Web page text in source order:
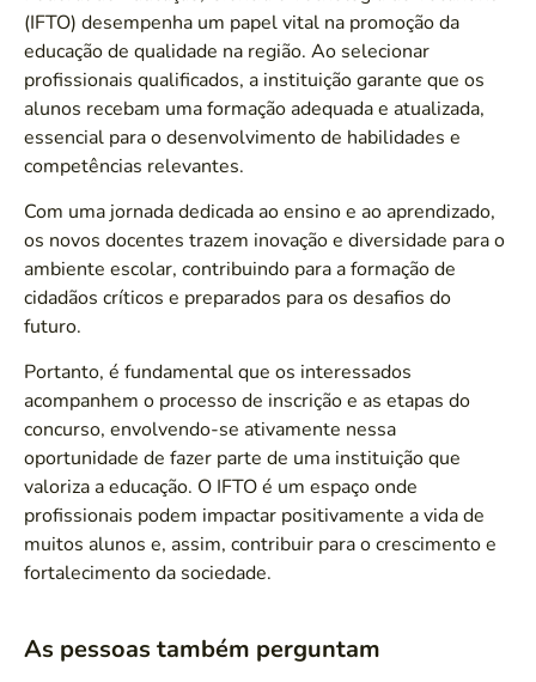
(IFTO) desempenha um papel vital na promoção da
educação de qualidade na região. Ao selecionar
profissionais qualificados, a instituição garante que os
alunos recebam uma formação adequada e atualizada,
essencial para o desenvolvimento de habilidades e
competências relevantes.
Com uma jornada dedicada ao ensino e ao aprendizado,
os novos docentes trazem inovação e diversidade para o
ambiente escolar, contribuindo para a formação de
cidadãos críticos e preparados para os desafios do
futuro.
Portanto, é fundamental que os interessados
acompanhem o processo de inscrição e as etapas do
concurso, envolvendo-se ativamente nessa
oportunidade de fazer parte de uma instituição que
valoriza a educação. O IFTO é um espaço onde
profissionais podem impactar positivamente a vida de
muitos alunos e, assim, contribuir para o crescimento e
fortalecimento da sociedade.
As pessoas também perguntam